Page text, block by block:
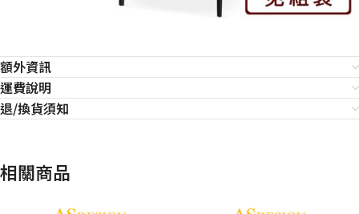
額外資訊
運費說明
退/換貨須知
相關商品